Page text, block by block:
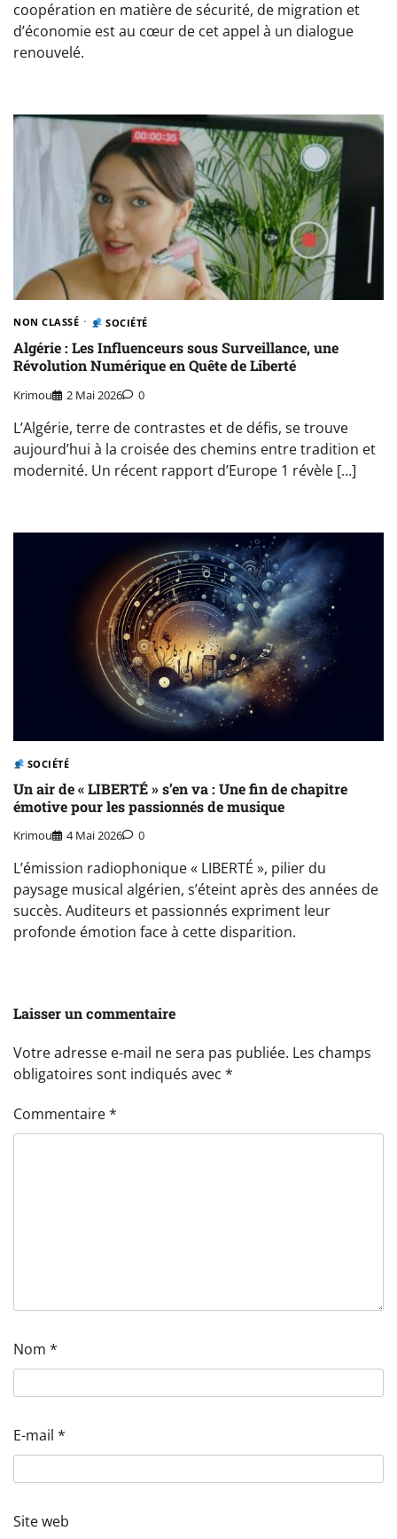
coopération en matière de sécurité, de migration et
d’économie est au cœur de cet appel à un dialogue
renouvelé.
NON CLASSÉ SOCIÉTÉ
Algérie : Les Influenceurs sous Surveillance, une
Révolution Numérique en Quête de Liberté
Krimou 2 Mai 2026 0
L’Algérie, terre de contrastes et de défis, se trouve
aujourd’hui à la croisée des chemins entre tradition et
modernité. Un récent rapport d’Europe 1 révèle […]
SOCIÉTÉ
Un air de « LIBERTÉ » s’en va : Une fin de chapitre
émotive pour les passionnés de musique
Krimou 4 Mai 2026 0
L’émission radiophonique « LIBERTÉ », pilier du
paysage musical algérien, s’éteint après des années de
succès. Auditeurs et passionnés expriment leur
profonde émotion face à cette disparition.
Laisser un commentaire
Votre adresse e-mail ne sera pas publiée. Les champs
obligatoires sont indiqués avec *
Commentaire*
Nom *
E-mail *
Site web